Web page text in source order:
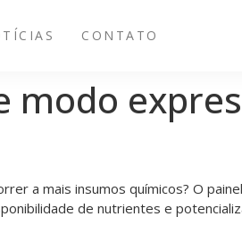
CONTATO
modo
a mais insumos químicos? O
de nutrientes e